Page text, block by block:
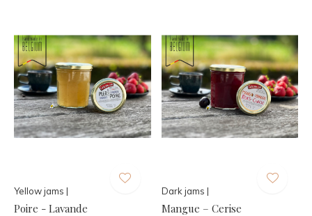
Yellow jams |
Poire - Lavande
Dark jams |
Mangue – Cerise